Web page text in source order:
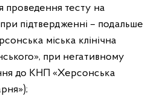
проведення тесту на
підтвердженні – подальше
міська клінічна
при негативному
до КНП «Херсонська